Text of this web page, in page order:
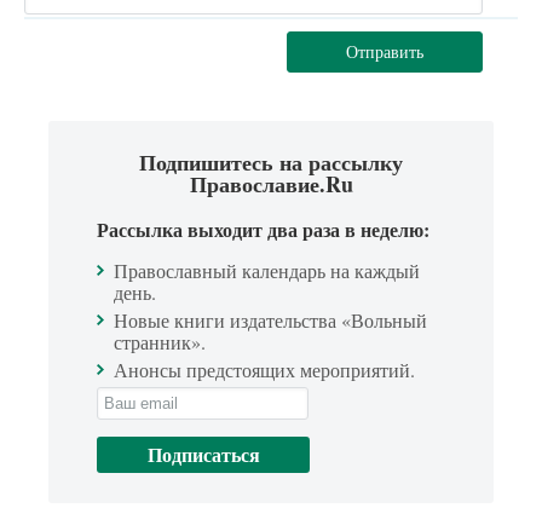
Отправить
Подпишитесь на рассылку
Православие.Ru
Рассылка выходит два раза в неделю:
Православный календарь на каждый
день.
Новые книги издательства «Вольный
странник».
Анонсы предстоящих мероприятий.